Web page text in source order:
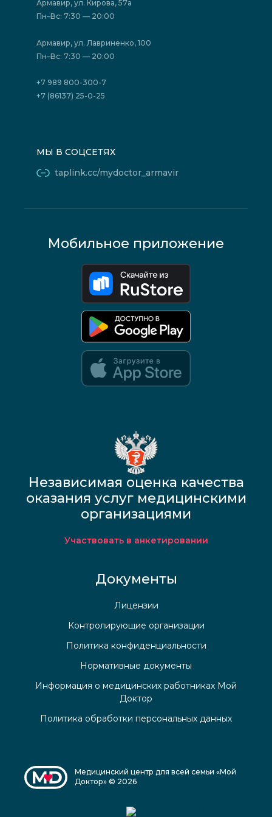
Политика конфиденциальности
Акции
Отзывы
Государственные программы
Юридическим лицам
Армавир, ул. Кирова, 57а
Пн–Вс: 7:30 — 20:00
Армавир, ул. Лавриненко, 100
Пн–Вс: 7:30 — 20:00
+7 989 800-300-7
+7 (86137) 25-0-25
МЫ В СОЦСЕТЯХ
taplink.cc/mydoctor_armavir
Мобильное приложение
Независимая оценка качества
оказания услуг медицинскими
организациями
Участвовать в анкетировании
Документы
Лицензии
Контролирующие организации
Политика конфиденциальности
Нормативные документы
Информация о медицинских работниках Мой
Доктор
Политика обработки персональных данных
Медицинский центр для всей семьи «Мой
Доктор» © 2026